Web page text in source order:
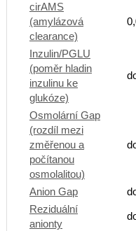
cirAMS
(amylázová
clearance)
Inzulin/PGLU
(poměr hladin
inzulinu ke
glukóze)
Osmolární Gap
(rozdíl mezi
změřenou a
počítanou
osmolalitou)
Anion Gap
Reziduální
anionty